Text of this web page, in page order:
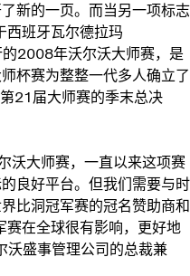
新的一页。而当另一项标志
班牙瓦尔德拉玛
的2008年沃尔沃大师赛，是
杯赛为整整一代多人确立了
21届大师赛的季末总决
沃大师赛，一直以来这项赛
良好平台。但我们需要与时
比洞冠军赛的冠名赞助商和
赛在全球很有影响，更好地
沃盛事管理公司的总裁兼